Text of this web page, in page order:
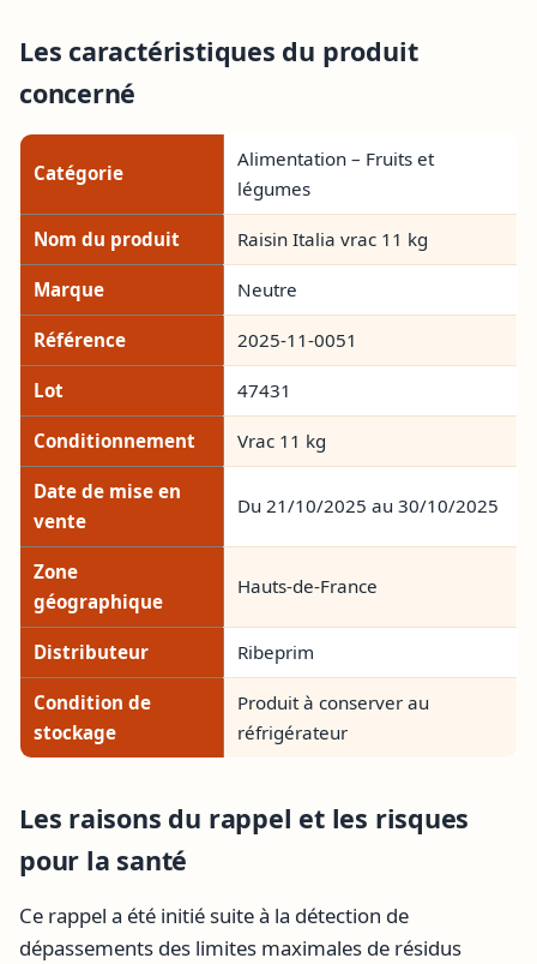
Les caractéristiques du produit
concerné
Catégorie
Alimentation – Fruits et
légumes
Nom du produit Raisin Italia vrac 11 kg
Marque Neutre
Référence 2025-11-0051
Lot 47431
Conditionnement Vrac 11 kg
Date de mise en
vente
Du 21/10/2025 au 30/10/2025
Zone
géographique
Hauts-de-France
Distributeur Ribeprim
Condition de
stockage
Produit à conserver au
réfrigérateur
Les raisons du rappel et les risques
pour la santé
Ce rappel a été initié suite à la détection de
dépassements des limites maximales de résidus